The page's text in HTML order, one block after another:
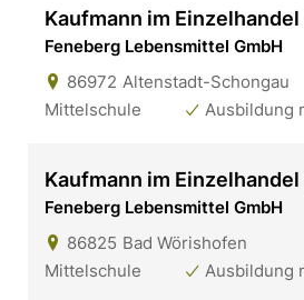
Kaufmann im
Feneberg Lebensmittel GmbH
86972 Altenstadt-Schongau
Mittelschule
Ausbildung
Kaufmann im
Feneberg Lebensmittel GmbH
86825 Bad Wörishofen
Mittelschule
Ausbildung